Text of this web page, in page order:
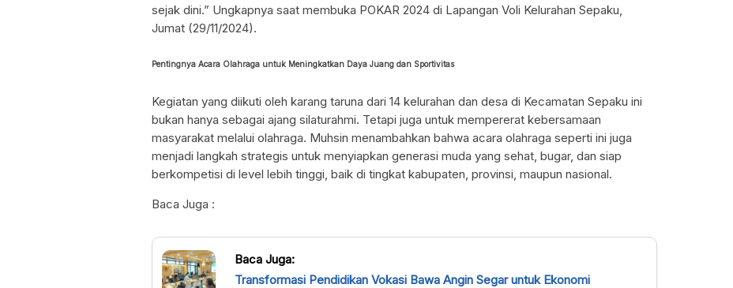
sejak dini.” Ungkapnya saat membuka POKAR 2024 di Lapangan Voli Kelurahan Sepaku,
Jumat (29/11/2024).
Pentingnya Acara Olahraga untuk Meningkatkan Daya Juang dan Sportivitas
Kegiatan yang diikuti oleh karang taruna dari 14 kelurahan dan desa di Kecamatan Sepaku ini
bukan hanya sebagai ajang silaturahmi. Tetapi juga untuk mempererat kebersamaan
masyarakat melalui olahraga. Muhsin menambahkan bahwa acara olahraga seperti ini juga
menjadi langkah strategis untuk menyiapkan generasi muda yang sehat, bugar, dan siap
berkompetisi di level lebih tinggi, baik di tingkat kabupaten, provinsi, maupun nasional.
Baca Juga :
Baca Juga:
Transformasi Pendidikan Vokasi Bawa Angin Segar untuk Ekonomi